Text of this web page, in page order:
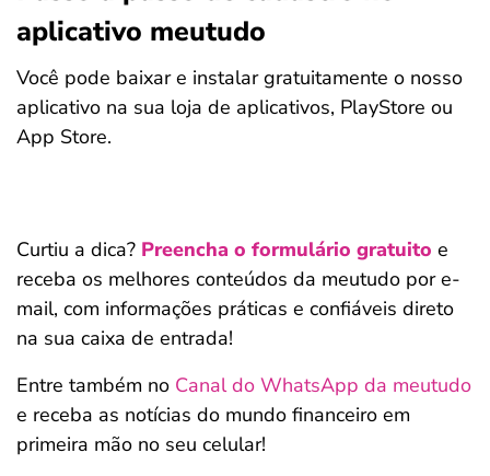
aplicativo meutudo
Você pode baixar e instalar gratuitamente o nosso
aplicativo na sua loja de aplicativos, PlayStore ou
App Store.
Curtiu a dica? Preencha o formulário gratuito e
receba os melhores conteúdos da meutudo por e-
mail, com informações práticas e confiáveis direto
na sua caixa de entrada!
Entre também no Canal do WhatsApp da meutudo
e receba as notícias do mundo financeiro em
primeira mão no seu celular!